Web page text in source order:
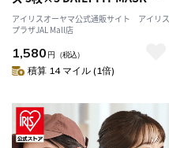
ラック
アイリスオーヤマ公式通販サイト アイリス
プラザJAL Mall店
1,580 円 （税込）
積算 14 マイル (1倍)